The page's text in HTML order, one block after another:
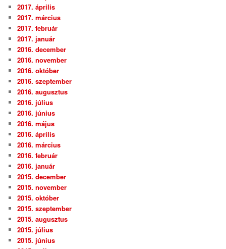
2017. április
2017. március
2017. február
2017. január
2016. december
2016. november
2016. október
2016. szeptember
2016. augusztus
2016. július
2016. június
2016. május
2016. április
2016. március
2016. február
2016. január
2015. december
2015. november
2015. október
2015. szeptember
2015. augusztus
2015. július
2015. június